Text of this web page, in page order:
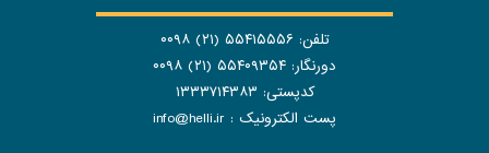
تلفن: ۵۵۴۱۵۵۵۶ (۲۱) ۰۰۹۸
دورنگار: ۵۵۴۰۹۳۵۴ (۲۱) ۰۰۹۸
کدپستی: ۱۳۳۳۷۱۴۳۸۳
پست الکترونیک : info@helli.ir